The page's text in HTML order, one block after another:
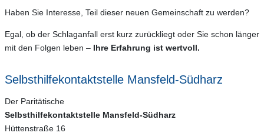
Haben Sie Interesse, Teil dieser neuen Gemeinschaft zu werden?
Egal, ob der Schlaganfall erst kurz zurückliegt oder Sie schon länger
mit den Folgen leben – Ihre Erfahrung ist wertvoll.
Selbsthilfekontaktstelle Mansfeld-Südharz
Der Paritätische
Selbsthilfekontaktstelle Mansfeld-Südharz
Hüttenstraße 16